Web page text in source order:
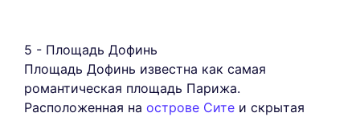
5 - Площадь Дофинь
Площадь Дофинь известна как самая
романтическая площадь Парижа.
Расположенная на острове Сите и скрытая